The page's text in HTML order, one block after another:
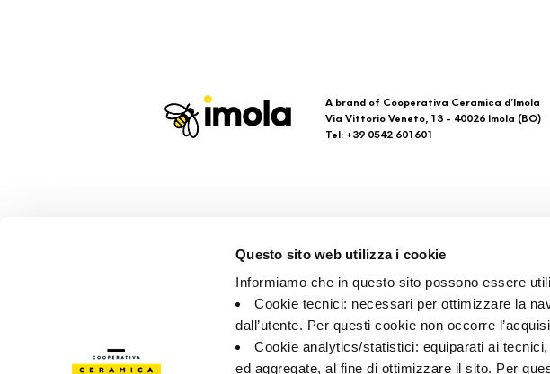
Questo sito web utilizza i cookie
Informiamo che in questo sito possono essere
Cookie tecnici: necessari per ottimizzare la
dall’utente. Per questi cookie non occorre
Cookie analytics/statistici: equiparati ai
ed aggregate, al fine di ottimizzare il sito. Per
A brand of Cooperativa Ceramica d’Imola
Via Vittorio Veneto, 13 - 40026 Imola (BO)
Tel: +39 0542 601601
Contacto
Puntos de venta